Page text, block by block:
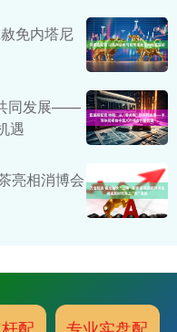
免内塔尼
同发展——
遇
亮相消博会